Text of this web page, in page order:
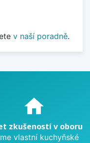
v naší poradně.
home
zkušeností v oboru
vlastní kuchyňské